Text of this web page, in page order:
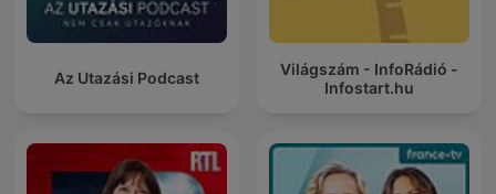
Az Utazási Podcast
Világszám - InfoRádió -
Infostart.hu